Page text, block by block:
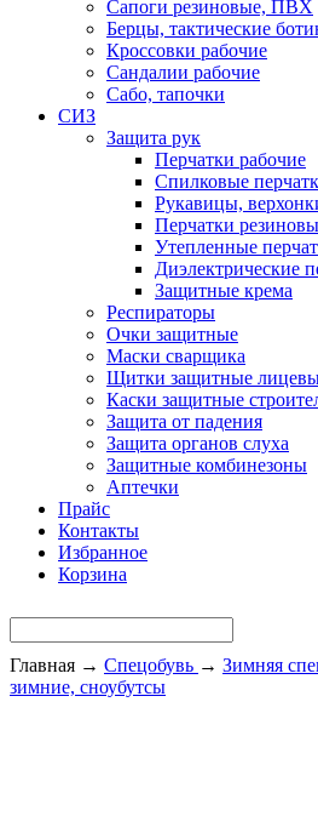
Сапоги резиновые, ПВХ
Берцы, тактические
Кроссовки рабочие
Сандалии рабочие
Сабо, тапочки
СИЗ
Защита рук
Перчатки рабочие
Спилковые
Рукавицы,
Перчатки
Утепленные
Диэлектрические
Защитные крема
Респираторы
Очки защитные
Маски сварщика
Щитки защитные
Каски защитные
Защита от падения
Защита органов слуха
Защитные комбинезоны
Аптечки
Прайс
Контакты
Избранное
Корзина
Главная → Спецобувь → Зимняя
зимние, сноубутсы